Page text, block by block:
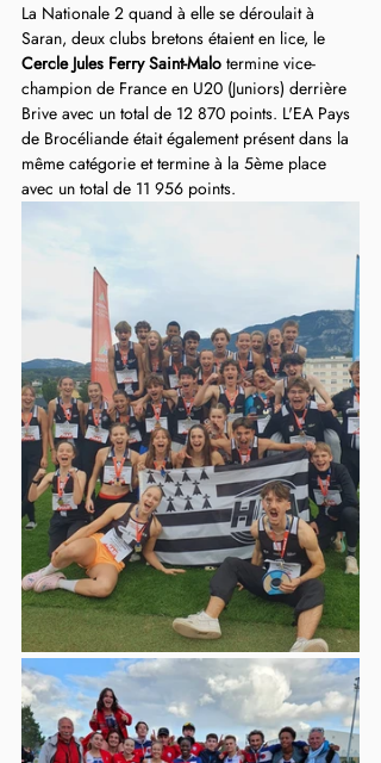
La Nationale 2 quand à elle se déroulait à
Saran, deux clubs bretons étaient en lice, le
Cercle Jules Ferry Saint-Malo termine vice-
champion de France en U20 (Juniors) derrière
Brive avec un total de 12 870 points. L'EA Pays
de Brocéliande était également présent dans la
même catégorie et termine à la 5ème place
avec un total de 11 956 points.